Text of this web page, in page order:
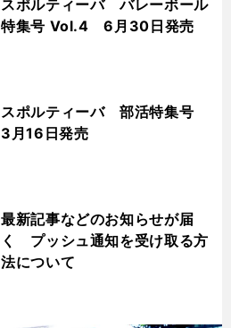
スポルティーバ バレーボール
特集号 Vol.4 6月30日発売
スポルティーバ 部活特集号
3月16日発売
最新記事などのお知らせが届
く プッシュ通知を受け取る方
法について